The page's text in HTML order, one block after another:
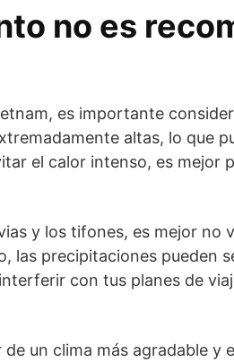
no es
es importante
altas, lo que
el calor intenso, es mejor
y los tifones, es mejor no
las precipitaciones pueden
con tus planes de
un clima más agradable y